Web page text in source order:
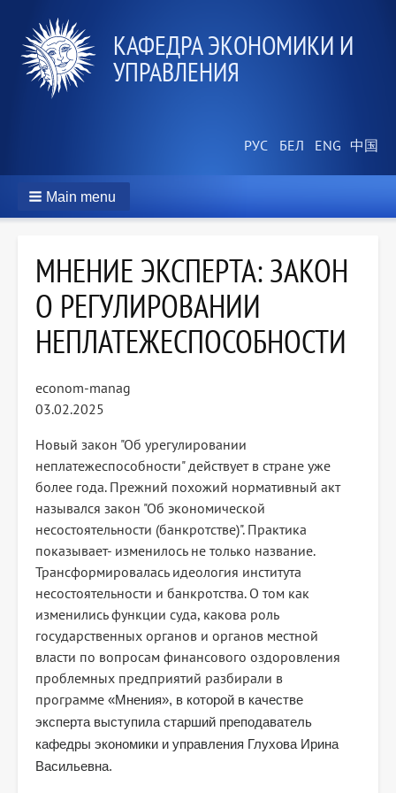
КАФЕДРА ЭКОНОМИКИ И
УПРАВЛЕНИЯ
Main menu
МНЕНИЕ ЭКСПЕРТА: ЗАКОН
О РЕГУЛИРОВАНИИ
НЕПЛАТЕЖЕСПОСОБНОСТИ
econom-manag
03.02.2025
Новый закон "Об урегулировании
неплатежеспособности" действует в стране уже
более года. Прежний похожий нормативный акт
назывался закон "Об экономической
несостоятельности (банкротстве)". Практика
показывает- изменилось не только название.
Трансформировалась идеология института
несостоятельности и банкротства. О том как
изменились функции суда, какова роль
государственных органов и органов местной
власти по вопросам финансового оздоровления
проблемных предприятий разбирали в
программе «Мнения», в которой в качестве
эксперта выступила старший преподаватель
кафедры экономики и управления Глухова Ирина
Васильевна.